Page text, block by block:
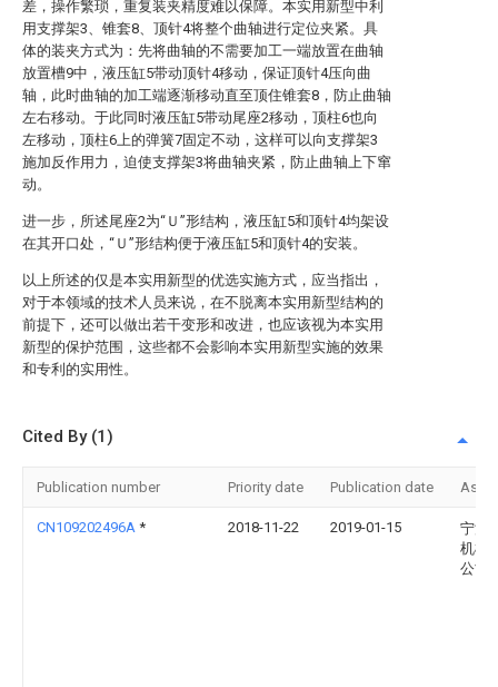
差，操作繁琐，重复装夹精度难以保障。本实用新型中利
用支撑架3、锥套8、顶针4将整个曲轴进行定位夹紧。具
体的装夹方式为：先将曲轴的不需要加工一端放置在曲轴
放置槽9中，液压缸5带动顶针4移动，保证顶针4压向曲
轴，此时曲轴的加工端逐渐移动直至顶住锥套8，防止曲轴
左右移动。于此同时液压缸5带动尾座2移动，顶柱6也向
左移动，顶柱6上的弹簧7固定不动，这样可以向支撑架3
施加反作用力，迫使支撑架3将曲轴夹紧，防止曲轴上下窜
动。
进一步，所述尾座2为“Ｕ”形结构，液压缸5和顶针4均架设
在其开口处，“Ｕ”形结构便于液压缸5和顶针4的安装。
以上所述的仅是本实用新型的优选实施方式，应当指出，
对于本领域的技术人员来说，在不脱离本实用新型结构的
前提下，还可以做出若干变形和改进，也应该视为本实用
新型的保护范围，这些都不会影响本实用新型实施的效果
和专利的实用性。
Cited By (1)
Publication number Priority date Publication date
CN109202496A * 2018-11-22 2019-01-15
宁波
机械
公司